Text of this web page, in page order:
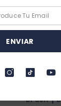
Brasil |
ENVIAR